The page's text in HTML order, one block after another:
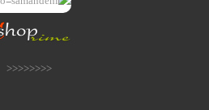
<<<<<<<<